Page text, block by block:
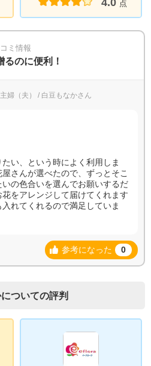
点
ミ情報
るのに便利！
婦（夫） / 白豆もなかさん
い、という時によく利用しま
さんが選べたので、ずっとそこ
の色合いを選んでお願いするだ
をアレンジして届けてくれます
れてくれるので満足していま
参考になった 0
ついての評判